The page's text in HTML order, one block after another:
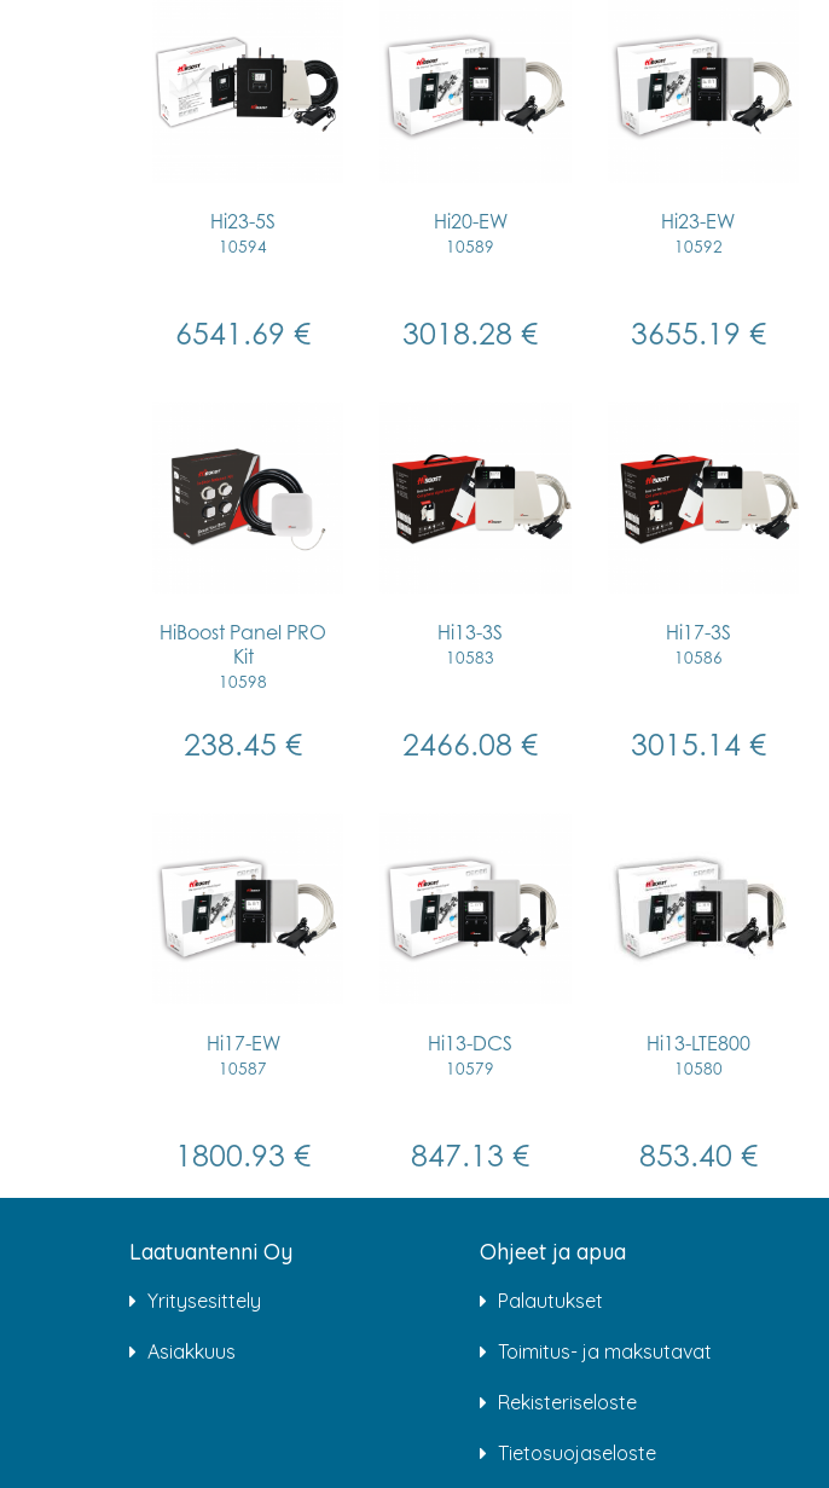
Hi23-5S
10594
6541.69 €
Hi20-EW
10589
3018.28 €
Hi23-EW
10592
3655.19 €
HiBoost Panel PRO
Kit
10598
238.45 €
Hi13-3S
10583
2466.08 €
Hi17-3S
10586
3015.14 €
Hi17-EW
10587
1800.93 €
Hi13-DCS
10579
847.13 €
Hi13-LTE800
10580
853.40 €
Laatuantenni Oy
Yritysesittely
Asiakkuus
Ohjeet ja apua
Palautukset
Toimitus- ja maksutavat
Rekisteriseloste
Tietosuojaseloste